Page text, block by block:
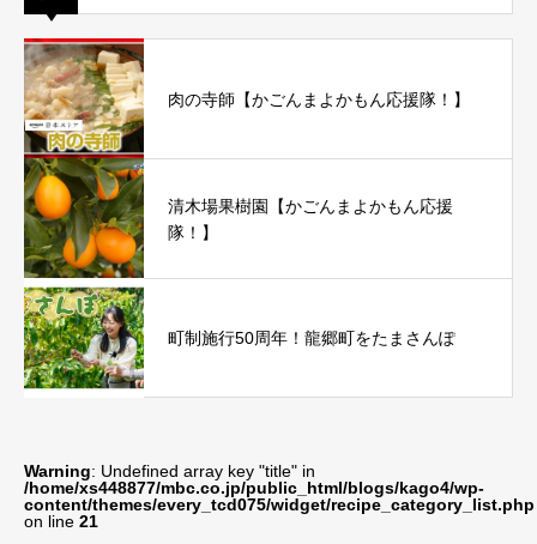
肉の寺師【かごんまよかもん応援隊！】
清木場果樹園【かごんまよかもん応援
隊！】
町制施行50周年！龍郷町をたまさんぽ
Warning: Undefined array key "title" in
/home/xs448877/mbc.co.jp/public_html/blogs/kago4/wp-
content/themes/every_tcd075/widget/recipe_category_list.php
on line 21